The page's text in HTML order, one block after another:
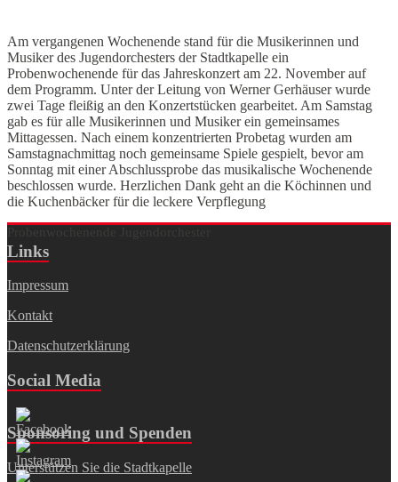
Am vergangenen Wochenende stand für die Musikerinnen und
Musiker des Jugendorchesters der Stadtkapelle ein
Probenwochenende für das Jahreskonzert am 22. November auf
dem Programm. Unter der Leitung von Werner Gerhäuser wurde
zwei Tage fleißig an den Konzertstücken gearbeitet. Am Samstag
gab es für alle Musikerinnen und Musiker ein gemeinsames
Mittagessen. Nach einem konzentrierten Probetag wurden am
Samstagnachmittag noch gemeinsame Spiele gespielt, bevor am
Sonntag mit einer Abschlussprobe das musikalische Wochenende
beschlossen wurde. Herzlichen Dank geht an die Köchinnen und
die Kuchenbäcker für die leckere Verpflegung
Links
Impressum
Kontakt
Datenschutzerklärung
Social Media
Sponsoring und Spenden
Unterstützen Sie die Stadtkapelle